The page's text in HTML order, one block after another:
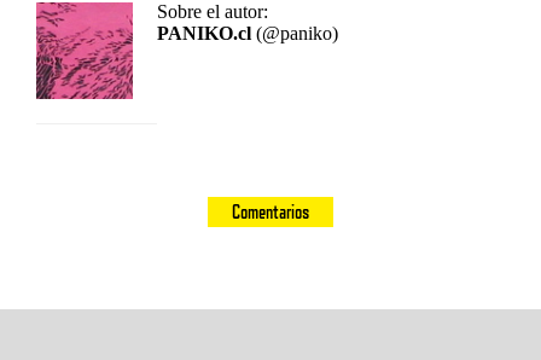
Sobre el autor:
PANIKO.cl (@paniko)
Comentarios